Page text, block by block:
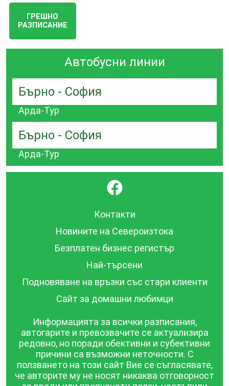
ГРЕШНО
РАЗПИСАНИЕ
Автобусни линии
Бърно - София
Арда-Тур
Бърно - София
Арда-Тур
}
Контакти
Новините на Североизтока
Безплатен бизнес регистър
Най-търсени
Подновяване на връзки със стари клиенти
Сайт за домашни любимци
Информацията за всички разписания,
автогарите и превозвачите се актуализира
редовно, но поради обективни и субективни
причини са възможни неточности. С
ползването на този сайт Вие се съгласявате,
че авторите му не носят никаква отговорност